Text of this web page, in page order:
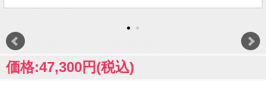
価格:47,300円(税込)